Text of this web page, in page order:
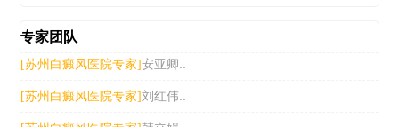
专家团队
[苏州白癜风医院专家]安亚卿..
[苏州白癜风医院专家]刘红伟..